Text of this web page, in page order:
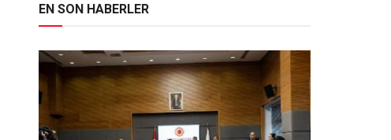
EN SON HABERLER